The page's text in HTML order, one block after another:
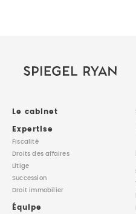
Le cabinet
Expertise
Fiscalité
Droits des affaires
Litige
Succession
Droit immobilier
Équipe